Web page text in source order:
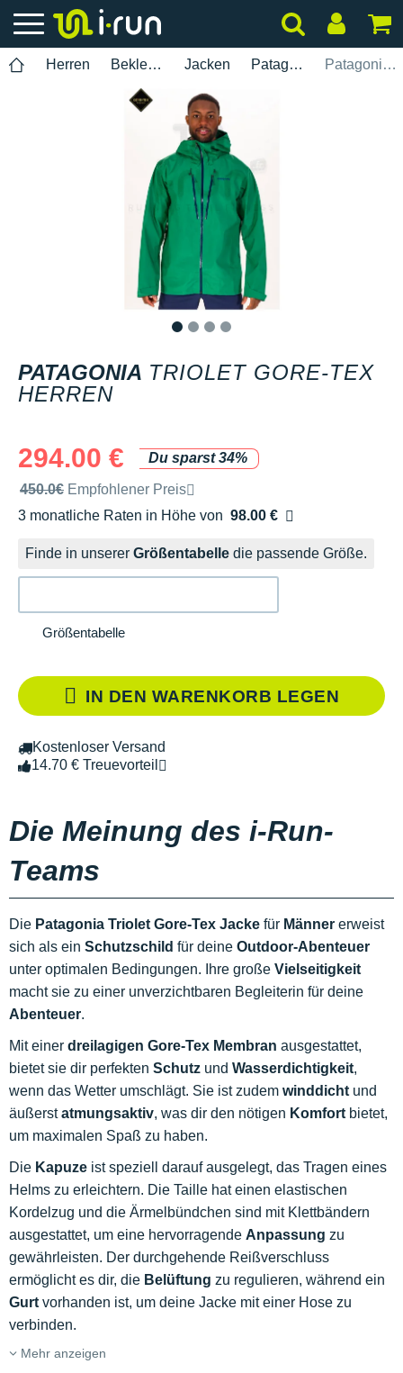
Herren Bekleidung Jacken Patagonia Patagonia Triolet Gore-Tex Herren
PATAGONIA TRIOLET GORE-TEX
HERREN
294.00 €
Du sparst 34%
Unverbindliche Preisempfehlung der Marke
450.0€ Empfohlener Preis
3 monatliche Raten in Höhe von 98.00 €
Ohne Zusatzkosten
Finde in unserer Größentabelle die passende Größe.
Größentabelle
IN DEN WARENKORB LEGEN
Kostenloser Versand
14.70 € Treuevorteil
Die Meinung des i-Run-
Teams
Die Patagonia Triolet Gore-Tex Jacke für Männer erweist
sich als ein Schutzschild für deine Outdoor-Abenteuer
unter optimalen Bedingungen. Ihre große Vielseitigkeit
macht sie zu einer unverzichtbaren Begleiterin für deine
Abenteuer.
Mit einer dreilagigen Gore-Tex Membran ausgestattet,
bietet sie dir perfekten Schutz und Wasserdichtigkeit,
wenn das Wetter umschlägt. Sie ist zudem winddicht und
äußerstatmungsaktiv, was dir den nötigen Komfort bietet,
um maximalen Spaß zu haben.
Die Kapuze ist speziell darauf ausgelegt, das Tragen eines
Helms zu erleichtern. Die Taille hat einen elastischen
Kordelzug und die Ärmelbündchen sind mit Klettbändern
ausgestattet, um eine hervorragende Anpassung zu
gewährleisten. Der durchgehende Reißverschluss
ermöglicht es dir, die Belüftung zu regulieren, während ein
Gurt vorhanden ist, um deine Jacke mit einer Hose zu
verbinden.
Mehr anzeigen